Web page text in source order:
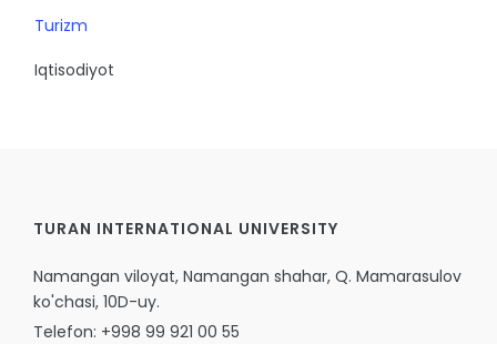
Turizm
Iqtisodiyot
TURAN INTERNATIONAL UNIVERSITY
Namangan viloyat, Namangan shahar, Q. Mamarasulov
ko'chasi, 10D-uy.
Telefon: +998 99 921 00 55